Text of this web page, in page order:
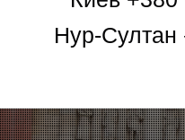
Нур-Султан